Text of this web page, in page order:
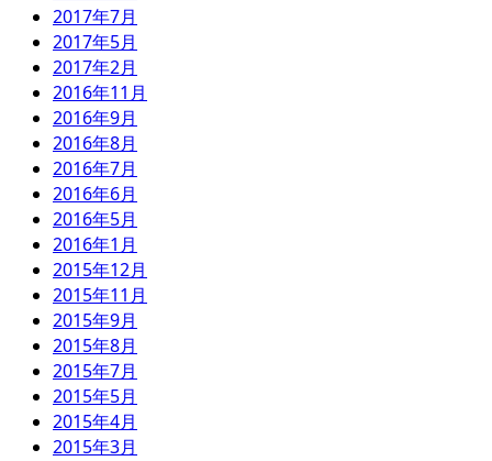
2017年7月
2017年5月
2017年2月
2016年11月
2016年9月
2016年8月
2016年7月
2016年6月
2016年5月
2016年1月
2015年12月
2015年11月
2015年9月
2015年8月
2015年7月
2015年5月
2015年4月
2015年3月